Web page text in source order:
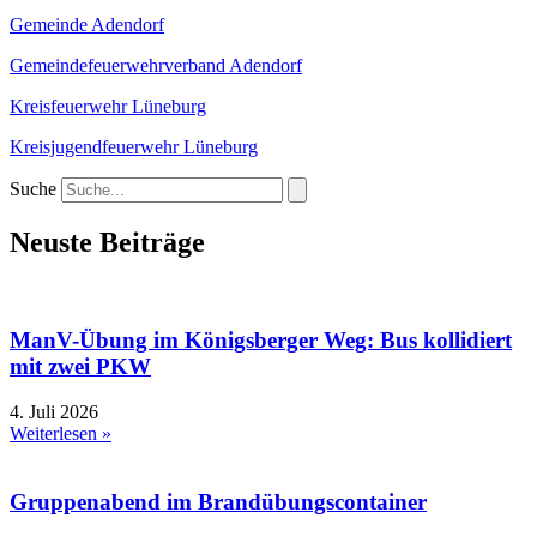
Gemeinde Adendorf
Gemeindefeuerwehrverband Adendorf
Kreisfeuerwehr Lüneburg
Kreisjugendfeuerwehr Lüneburg
Suche
Neuste Beiträge
ManV-Übung im Königsberger Weg: Bus kollidiert
mit zwei PKW
4. Juli 2026
Weiterlesen »
Gruppenabend im Brandübungscontainer